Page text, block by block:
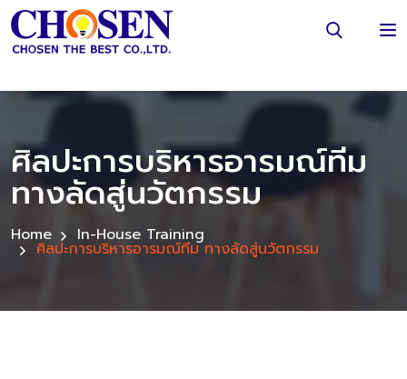
ศิลปะการบริหารอารมณ์ทีม
ทางลัดสู่นวัตกรรม
Home In-House Training
ศิลปะการบริหารอารมณ์ทีม ทางลัดสู่นวัตกรรม